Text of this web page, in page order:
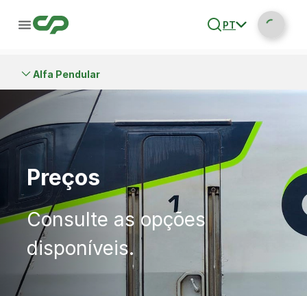
PT
Alfa Pendular
Preços
Consulte as opções
disponíveis.